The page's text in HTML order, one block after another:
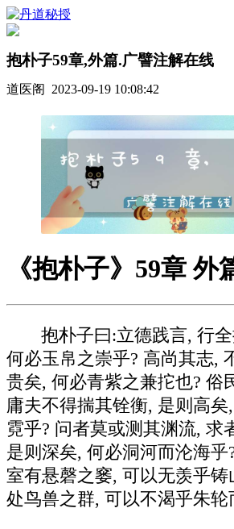
抱朴子59章,外篇.广譬注解在线
道医阁 2023-09-19 10:08:42
《抱朴子》59章 外
抱朴子曰:立德践言, 行
何必玉帛之崇乎? 高尚其志,
贵矣, 何必青紫之兼拕也? 俗
庸夫不得揣其铨衡, 是则高矣
霓乎? 问者莫或测其渊流, 求
是则深矣, 何必洞河而沦海乎
室有悬磬之窭, 可以无羡乎铸
处鸟兽之群, 可以不渴乎朱轮